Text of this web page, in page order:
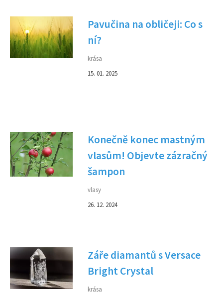
Pavučina na obličeji: Co s
ní?
krása
15. 01. 2025
Konečně konec mastným
vlasům! Objevte zázračný
šampon
vlasy
26. 12. 2024
Záře diamantů s Versace
Bright Crystal
krása